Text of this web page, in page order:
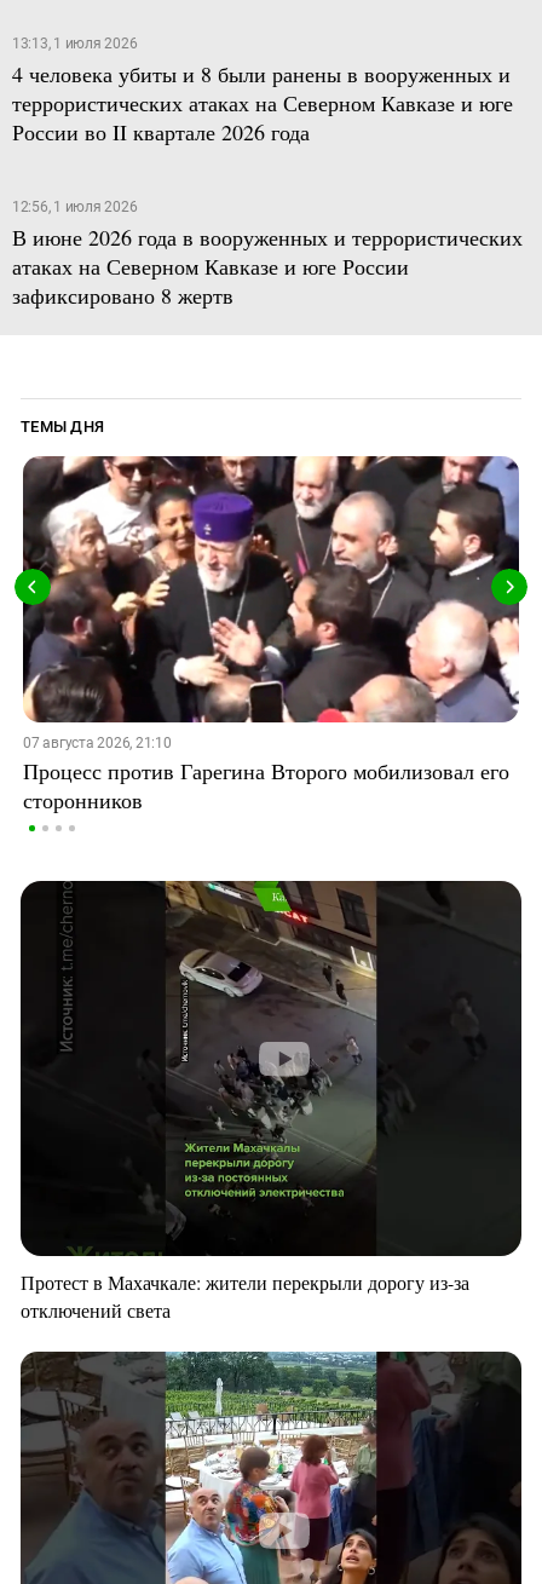
13:13, 1 июля 2026
4 человека убиты и 8 были ранены в вооруженных и
террористических атаках на Северном Кавказе и юге
России во II квартале 2026 года
12:56, 1 июля 2026
В июне 2026 года в вооруженных и террористических
атаках на Северном Кавказе и юге России
зафиксировано 8 жертв
ТЕМЫ ДНЯ
07 августа 2026, 21:10
Процесс против Гарегина Второго мобилизовал его
сторонников
Протест в Махачкале: жители перекрыли дорогу из-за
отключений света